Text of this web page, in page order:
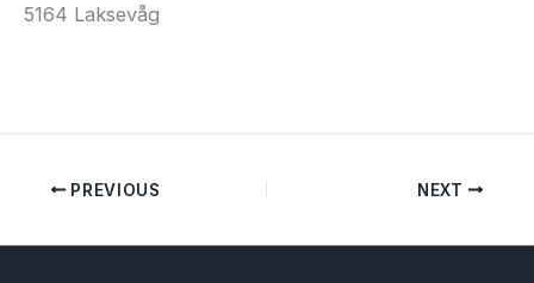
5164 Laksevåg
PREVIOUS NEXT